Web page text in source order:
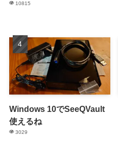
10815
Windows 10でSeeQVault
使えるね
3029